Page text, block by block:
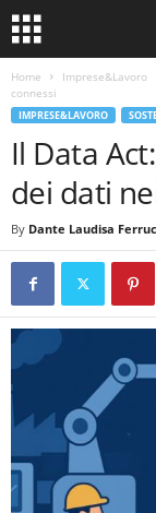
Home Imprese&Lavoro
connessi
IMPRESE&LAVORO
Il Data
dei dati
By Dante Laudisa